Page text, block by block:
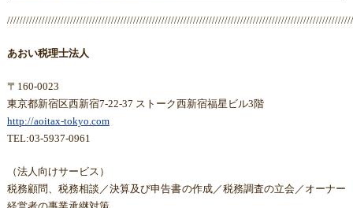
あおい税理士法人
〒160-0023
東京都新宿区西新宿7-22-37 ストーク西新宿福星ビル3階
http://aoitax-tokyo.com
TEL:03-5937-0961
（法人向けサービス）
税務顧問、税務相談／決算及び申告書の作成／税務調査の立会／オーナー